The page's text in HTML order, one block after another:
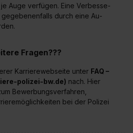
Au­ge ver­fü­gen. Ei­ne Ver­bes­se­
ge­ge­be­nen­falls durch ei­ne Au­
Fragen???
Karrierewebseite unter FAQ –
polizei-bw.de) nach. Hier
Bewerbungsverfahren,
bei der Polizei